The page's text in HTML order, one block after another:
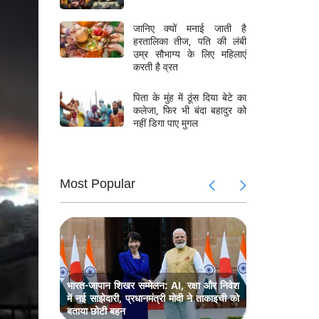
जानिए क्यों मनाई जाती है
हरतालिका तीज, पति की लंबी
उम्र सौभाग्य के लिए महिलाएं
करती है व्रत
पिता के मुंह में ठूंस दिया बेटे का
कलेजा, फिर भी बंदा बहादुर को
नहीं डिगा पाए मुगल
Most Popular
नेशनल
10
की
पर
भारत-जापान शिखर सम्मेलन: AI, रक्षा और निवेश
में नई साझेदारी, प्रधानमंत्री मोदी ने ताकाइची को
बताया छोटी बहन